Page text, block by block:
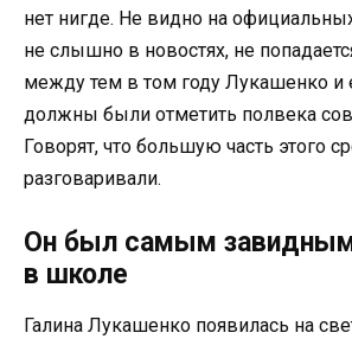
нет нигде. Не видно на
не слышно в новостях, не
между тем в том году Лукашенко и
должны были отметить полвека
Говорят, что большую часть этого
разговаривали.
Он был самым
в школе
Галина Лукашенко появилась на